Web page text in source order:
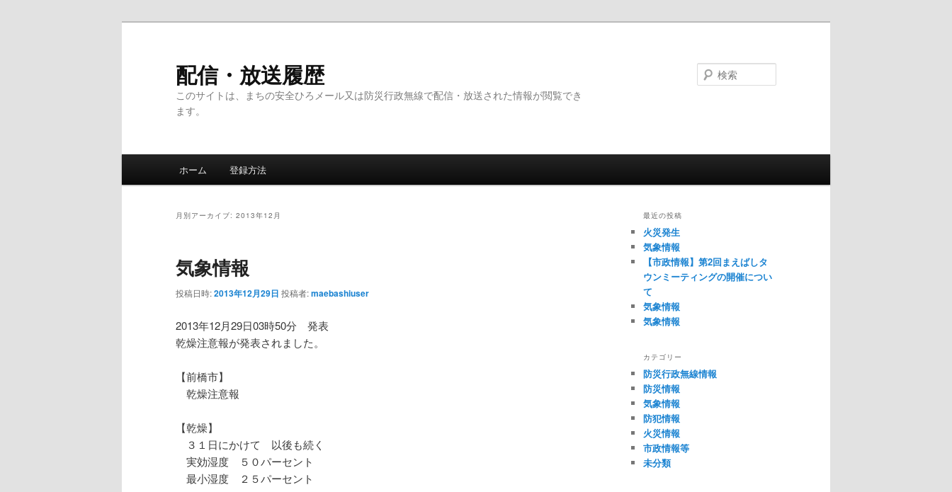
配信・放送履歴
このサイトは、まちの安全ひろメール又は防災行政無線で配信・放送された情報が閲覧でき
ます。
ホーム 登録方法
月別アーカイブ: 2013年12月
気象情報
投稿日時:2013年12月29日 投稿者:maebashiuser
2013年12月29日03時50分 発表
乾燥注意報が発表されました。
【前橋市】
乾燥注意報
【乾燥】
３１日にかけて 以後も続く
実効湿度 ５０パーセント
最小湿度 ２５パーセント
最近の投稿
火災発生
気象情報
【市政情報】第2回まえばしタ
ウンミーティングの開催につい
て
気象情報
気象情報
カテゴリー
防災行政無線情報
防災情報
気象情報
防犯情報
火災情報
市政情報等
未分類